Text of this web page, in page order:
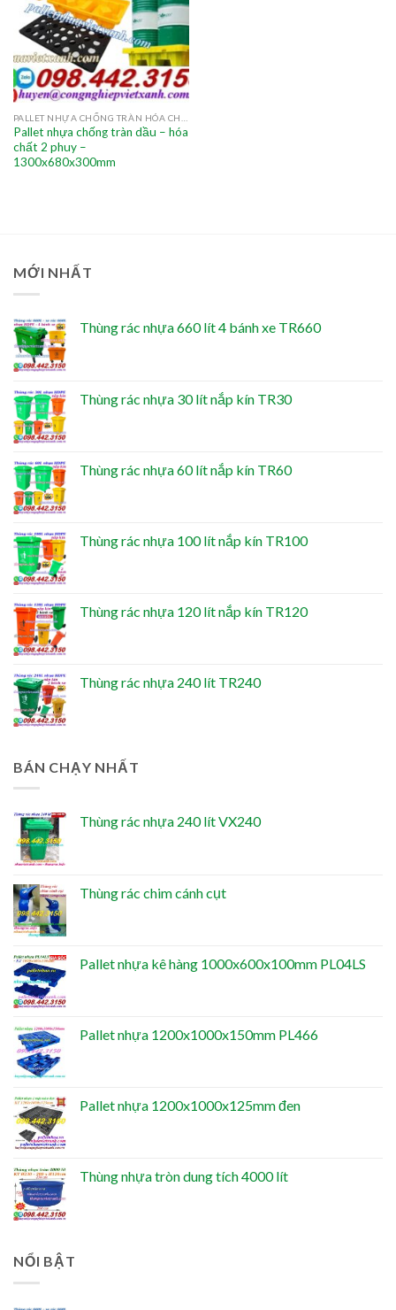
Pallet nhựa chống tràn dầu – hóa
chất 2 phuy –
1300x680x300mm
MỚI NHẤT
Thùng rác nhựa 660 lít 4 bánh xe TR660
Thùng rác nhựa 30 lít nắp kín TR30
Thùng rác nhựa 60 lít nắp kín TR60
Thùng rác nhựa 100 lít nắp kín TR100
Thùng rác nhựa 120 lít nắp kín TR120
Thùng rác nhựa 240 lít TR240
BÁN CHẠY NHẤT
Thùng rác nhựa 240 lít VX240
Thùng rác chim cánh cụt
Pallet nhựa kê hàng 1000x600x100mm PL04LS
Pallet nhựa 1200x1000x150mm PL466
Pallet nhựa 1200x1000x125mm đen
Thùng nhựa tròn dung tích 4000 lít
NỔI BẬT